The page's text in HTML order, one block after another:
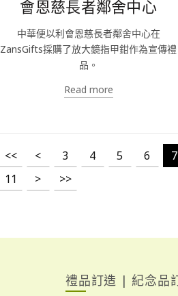
會恩慈長者鄰舍中心
中華便以利會恩慈長者鄰舍中心在
ZansGifts採購了放大鏡指甲鉗作為宣傳禮
品。
Read more
<< < 3 4 5 6 7
11
> >>
禮品訂造 | 紀念品